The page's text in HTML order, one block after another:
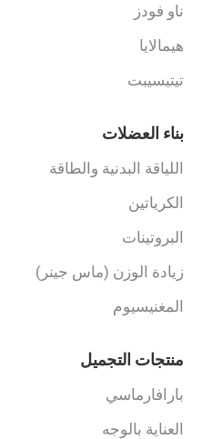
ناو فودز
هيمالايا
تيتيسيبت
بناء العضلات
اللياقة البدنية والطاقة
الكرياتين
البروتينات
زيادة الوزن (ماس جينر)
المغنيسيوم
منتجات التجميل
بارافارماسي
العناية بالوجه